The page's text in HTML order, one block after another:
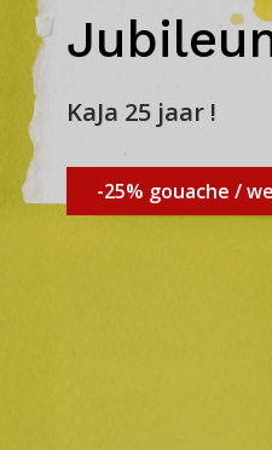
KaJa 25 jaar !
-25% gouache /